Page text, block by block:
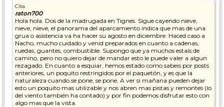
Cita
raton700
Hola hola. Dos de la madrugada en Tignes. Sigue cayendo nieve,
nieve, nieve, el panorama del aparcamiento indica que mas de una
grua o asistencia va ha hacer su agosto en diciembre. Haced caso a
Nacho, mucho cuidado y venid preparados en cuanto a cadenas,
ruedas, guantes, combustible. Supongo que ya muchos estais de
camino, pero no quiero dejar de mandar esto le puede valer a algun
rezagado. En cuanto a esquiar, hemos estado como sabeis por posts
anteriores, un poquito restringidos por el paquetón, y es que la
naturaleza cuando se pone, se pone. A ver si mañana pueden dejar
esto un poquito mas utilizable y nos abren mas pistas y remontes (lo
del viento también ha contado) y por fin podemos disfrutar esto con
algo mas que la vista.